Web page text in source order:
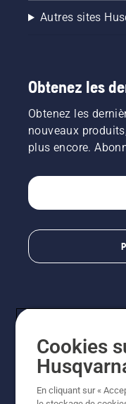
Autres sites
Obtenez les
Obtenez les
nouveaux
plus encore.
© Husqvarna AB
Cookies
En cliquant sur «